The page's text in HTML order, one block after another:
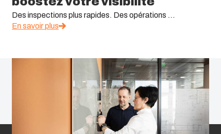
Des inspections plus rapides. Des opérations ...
En savoir plus